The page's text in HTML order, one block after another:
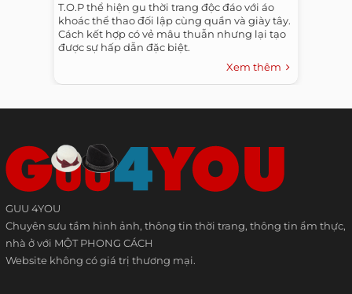
T.O.P thể hiện gu thời trang độc đáo với áo
khoác thể thao đối lập cùng quần và giày tây.
Cách kết hợp có vẻ mâu thuẫn nhưng lại tạo
được sự hấp dẫn đặc biệt.
Xem thêm
GUU 4YOU
Chuyên sưu tầm hình ảnh, thông tin thời trang, thông tin ẩm thực,
nhà ở với MỘT PHONG CÁCH
Website không có giá trị thương mại.